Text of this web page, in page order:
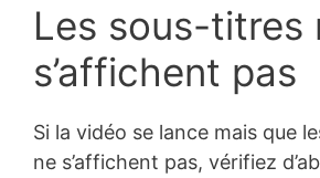
Les sous-titres
s’affichent pas
Si la vidéo se lance mais que
ne s’affichent pas, vérifiez